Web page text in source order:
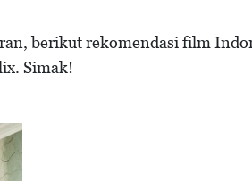
berikut rekomendasi film
Simak!